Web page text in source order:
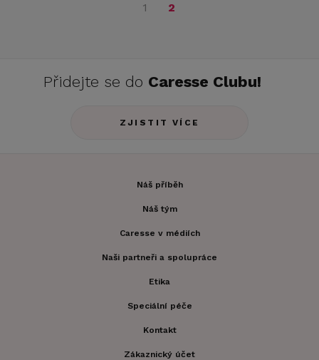
1
2
Přidejte se do Caresse Clubu!
ZJISTIT VÍCE
Náš příběh
Náš tým
Caresse v médiích
Naši partneři a spolupráce
Etika
Speciální péče
Kontakt
Zákaznický účet